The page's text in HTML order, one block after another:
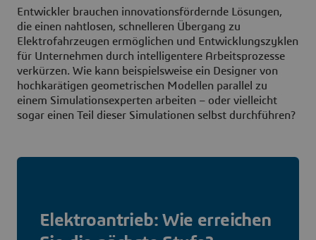
Entwickler brauchen innovationsfördernde Lösungen,
die einen nahtlosen, schnelleren Übergang zu
Elektrofahrzeugen ermöglichen und Entwicklungszyklen
für Unternehmen durch intelligentere Arbeitsprozesse
verkürzen. Wie kann beispielsweise ein Designer von
hochkarätigen geometrischen Modellen parallel zu
einem Simulationsexperten arbeiten – oder vielleicht
sogar einen Teil dieser Simulationen selbst durchführen?
Elektroantrieb: Wie erreichen